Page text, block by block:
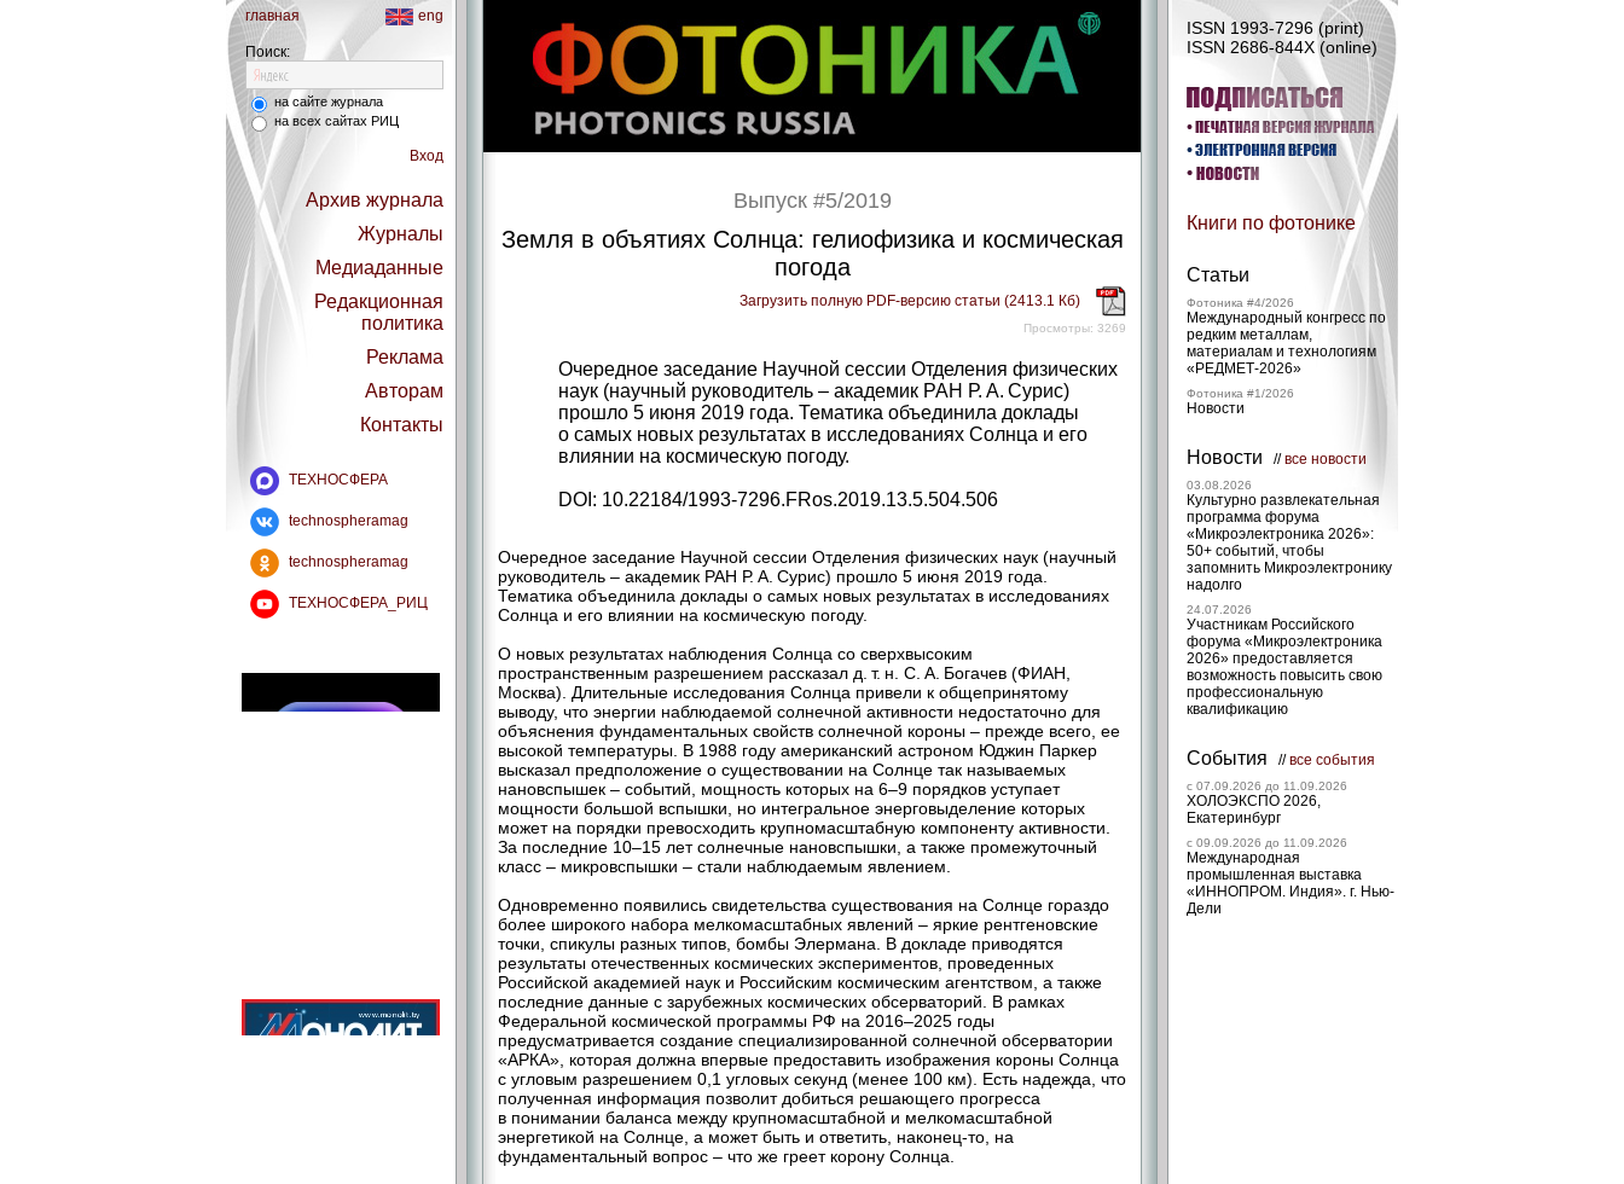
главная eng
Поиск:
на сайте журнала
на всех сайтах РИЦ
Вход
Архив журнала
Журналы
Медиаданные
Редакционная
политика
Реклама
Авторам
Контакты
ТЕХНОСФЕРА
technospheramag
technospheramag
ТЕХНОСФЕРА_РИЦ
ISSN 1993-7296 (print)
ISSN 2686-844X (online)
Книги по фотонике
Статьи
Фотоника #4/2026
Международный конгресс по
редким металлам,
материалам и технологиям
«РЕДМЕТ‑2026»
Фотоника #1/2026
Новости
Новости //все новости
03.08.2026
Культурно развлекательная
программа форума
«Микроэлектроника 2026»:
50+ событий, чтобы
запомнить Микроэлектронику
надолго
24.07.2026
Участникам Российского
форума «Микроэлектроника
2026» предоставляется
возможность повысить свою
профессиональную
квалификацию
События //все события
c 07.09.2026 до 11.09.2026
ХОЛОЭКСПО 2026,
Екатеринбург
c 09.09.2026 до 11.09.2026
Международная
промышленная выставка
«ИННОПРОМ. Индия». г. Нью-
Дели
Выпуск #5/2019
Земля в объятиях Солнца: гелиофизика и космическая
погода
Загрузить полную PDF-версию статьи (2413.1 Кб)
Просмотры: 3269
Очередное заседание Научной сессии Отделения физических
наук (научный руководитель – ​академик РАН Р. А. Сурис)
прошло 5 июня 2019 года. Тематика объединила доклады
о самых новых результатах в исследованиях Солнца и его
влиянии на космическую погоду.
DOI: 10.22184/1993-7296.FRos.2019.13.5.504.506
Очередное заседание Научной сессии Отделения физических наук (научный
руководитель – ​академик РАН Р. А. Сурис) прошло 5 июня 2019 года.
Тематика объединила доклады о самых новых результатах в исследованиях
Солнца и его влиянии на космическую погоду.
О новых результатах наблюдения Солнца со сверхвысоким
пространственным разрешением рассказал д. т. н. С. А. Богачев (ФИАН,
Москва). Длительные исследования Солнца привели к общепринятому
выводу, что энергии наблюдаемой солнечной активности недостаточно для
объяснения фундаментальных свой­ств солнечной короны – ​прежде всего, ее
высокой температуры. В 1988 году американский астроном Юджин Паркер
высказал предположение о существовании на Солнце так называемых
нановспышек – ​событий, мощность которых на 6–9 порядков уступает
мощности большой вспышки, но интегральное энерговыделение которых
может на порядки превосходить крупномасштабную компоненту активности.
За последние 10–15 лет солнечные нановспышки, а также промежуточный
класс – ​микровспышки – ​стали наблюдаемым явлением.
Одновременно появились свидетельства существования на Солнце гораздо
более широкого набора мелкомасштабных явлений – ​яркие рентгеновские
точки, спикулы разных типов, бомбы Элермана. В докладе приводятся
результаты отечественных космических экспериментов, проведенных
Российской академией наук и Российским космическим агентством, а также
последние данные с зарубежных космических обсерваторий. В рамках
Федеральной космической программы РФ на 2016–2025 годы
предусматривается создание специализированной солнечной обсерватории
«АРКА», которая должна впервые предоставить изображения короны Солнца
с угловым разрешением 0,1 угловых секунд (менее 100 км). Есть надежда, что
полученная информация позволит добиться решающего прогресса
в понимании баланса между крупномасштабной и мелкомасштабной
энергетикой на Солнце, а может быть и ответить, наконец-то, на
фундаментальный вопрос – ​что же греет корону Солнца.